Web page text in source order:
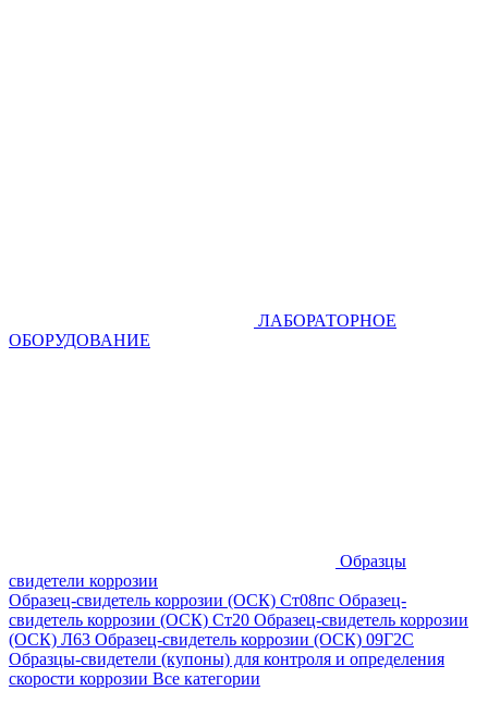
ЛАБОРАТОРНОЕ
ОБОРУДОВАНИЕ
Образцы
свидетели коррозии
Образец-свидетель коррозии (ОСК) Ст08пс Образец-
свидетель коррозии (ОСК) Ст20 Образец-свидетель коррозии
(ОСК) Л63 Образец-свидетель коррозии (ОСК) 09Г2С
Образцы-свидетели (купоны) для контроля и определения
скорости коррозии Все категории